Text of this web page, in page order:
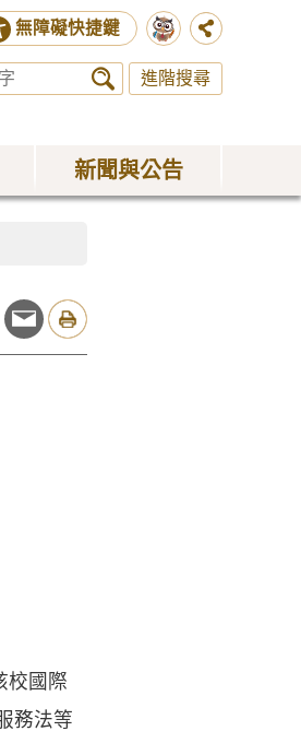
無障礙快捷鍵
進階搜尋
新聞與公告
校國際
務法等